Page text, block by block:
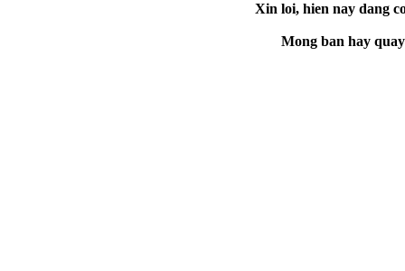
Xin loi, hien nay dang
Mong ban hay